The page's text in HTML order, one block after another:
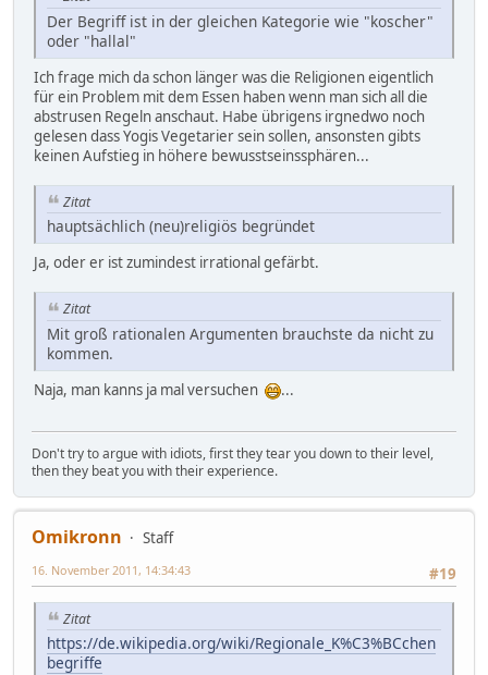
Der Begriff ist in der gleichen Kategorie wie "koscher"
oder "hallal"
Ich frage mich da schon länger was die Religionen eigentlich
für ein Problem mit dem Essen haben wenn man sich all die
abstrusen Regeln anschaut. Habe übrigens irgnedwo noch
gelesen dass Yogis Vegetarier sein sollen, ansonsten gibts
keinen Aufstieg in höhere bewusstseinssphären...
Zitat
hauptsächlich (neu)religiös begründet
Ja, oder er ist zumindest irrational gefärbt.
Zitat
Mit groß rationalen Argumenten brauchste da nicht zu
kommen.
Naja, man kanns ja mal versuchen ...
Don't try to argue with idiots, first they tear you down to their level,
then they beat you with their experience.
Omikronn
Staff
#19
16. November 2011, 14:34:43
Zitat
https://de.wikipedia.org/wiki/Regionale_K%C3%BCchen
begriffe